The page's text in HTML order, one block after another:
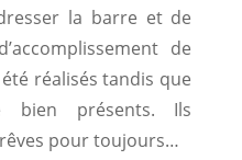
la barre et de
de
réalisés tandis que
bien présents. Ils
pour toujours…